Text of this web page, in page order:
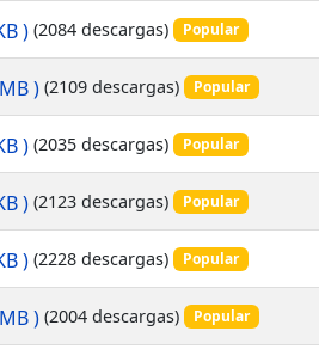
) (2084 descargas) Popular
) (2109 descargas) Popular
) (2035 descargas) Popular
) (2123 descargas) Popular
) (2228 descargas) Popular
) (2004 descargas) Popular